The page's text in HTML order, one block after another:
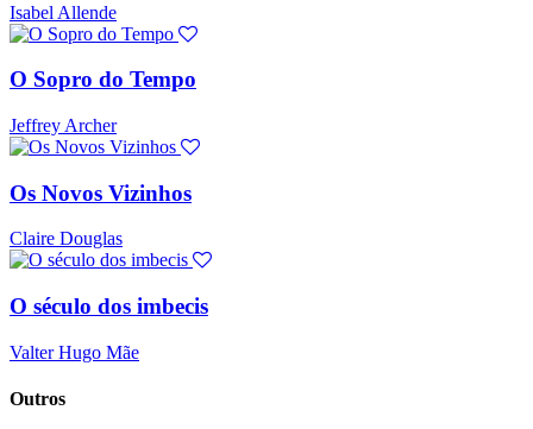
Isabel Allende
O Sopro do Tempo
Jeffrey Archer
Os Novos Vizinhos
Claire Douglas
O século dos imbecis
Valter Hugo Mãe
Outros